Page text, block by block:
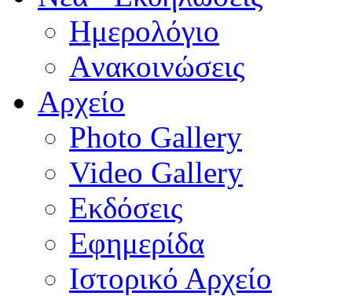
Ημερολόγιο
Aνακοινώσεις
Αρχείο
Photo Gallery
Video Gallery
Εκδόσεις
Εφημερίδα
Ιστορικό Αρχείο